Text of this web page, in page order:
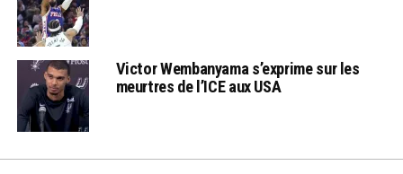
Victor Wembanyama s’exprime sur les
meurtres de l’ICE aux USA